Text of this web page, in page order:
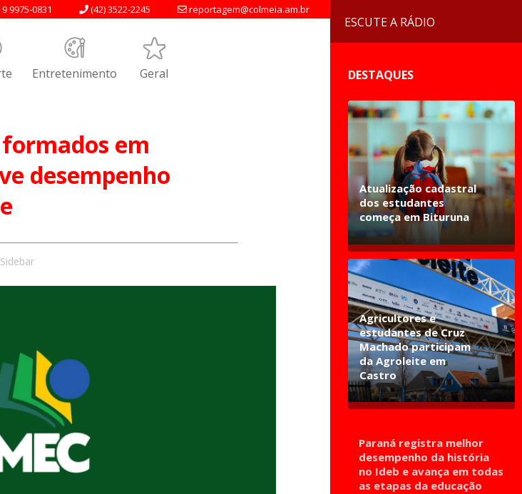
reportagem@colmeia.am.br
(42) 3522-2245
9 9975-0831
Entretenimento Geral
em
desempenho
ESCUTE A RÁDIO
DESTAQUES
Atualização cadastral
dos estudantes
começa em Bituruna
Agricultores e
estudantes de Cruz
Machado participam
da Agroleite em
Castro
Paraná registra melhor
desempenho da história
no Ideb e avança em todas
as etapas da educação